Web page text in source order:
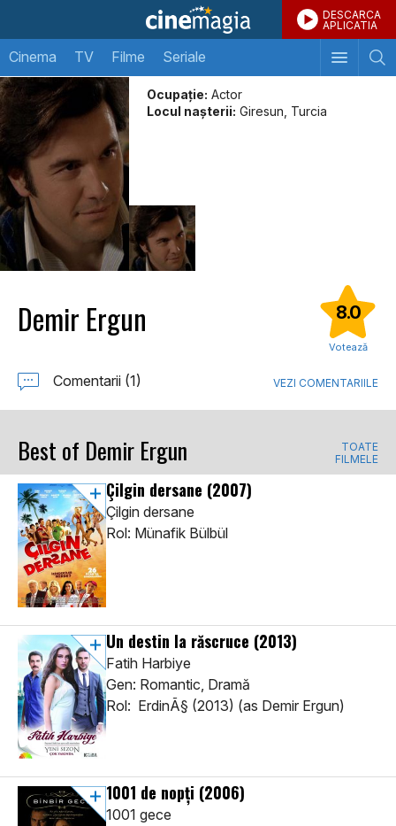
DESCARCA
APLICATIA
Cinema TV Filme Seriale
Ocupație: Actor
Locul naşterii: Giresun, Turcia
Demir Ergun 8.0
Votează
Comentarii (1) VEZI COMENTARIILE
Best of Demir Ergun
TOATE
FILMELE
Çilgin dersane (2007)
Çilgin dersane
Rol: Münafik Bülbül
Un destin la răscruce (2013)
Fatih Harbiye
Gen: Romantic, Dramă
Rol: ErdinÃ§ (2013) (as Demir Ergun)
1001 de nopți (2006)
1001 gece